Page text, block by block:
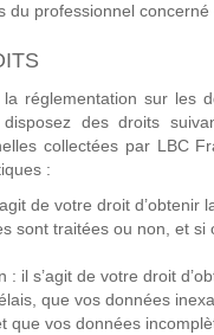
du professionnel concerné
réglementation sur les
des droits
collectées par LBC
:
de votre droit d’obtenir
sont traitées ou non, et si
: il s’agit de votre droit
que vos données
que vos données